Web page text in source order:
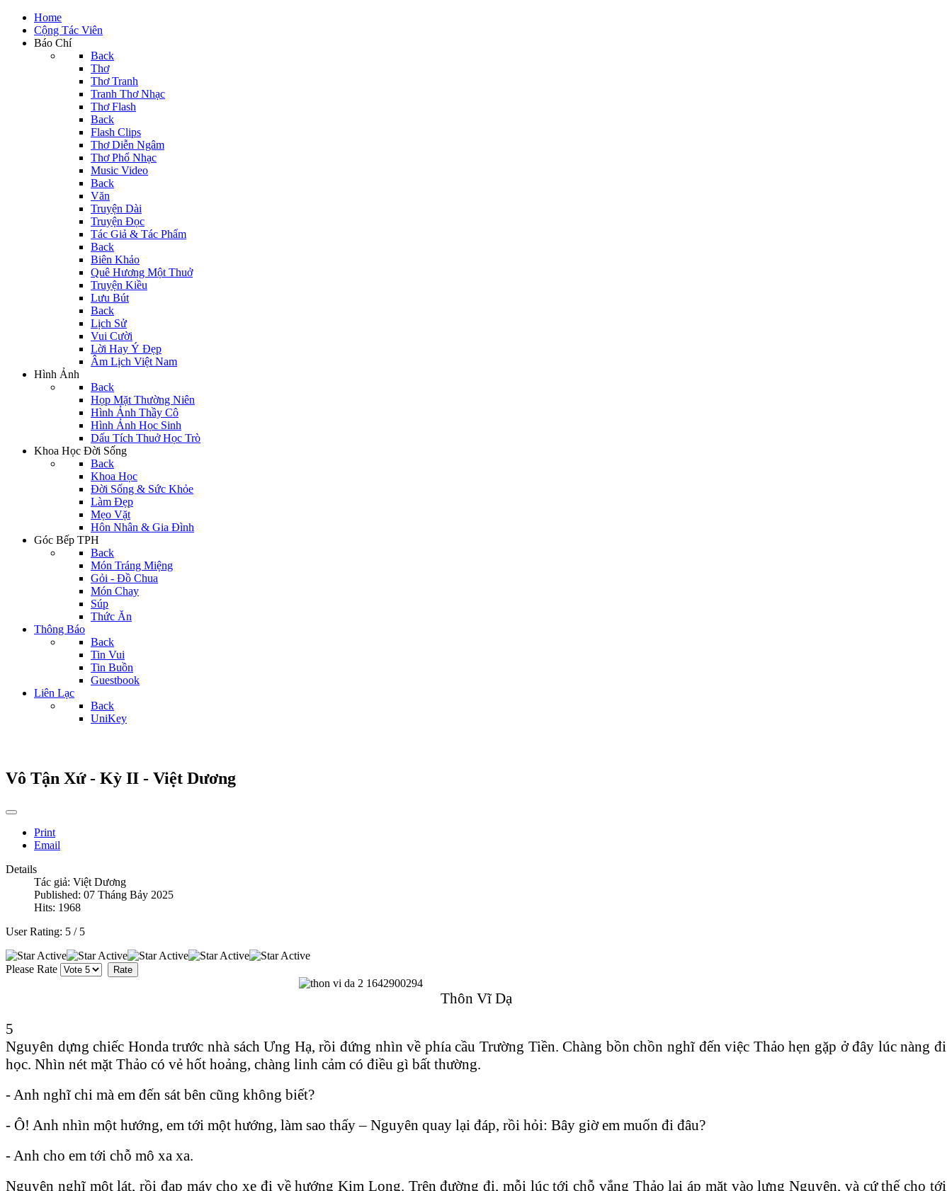
Home
Cộng Tác Viên
Báo Chí
Back
Thơ
Thơ Tranh
Tranh Thơ Nhạc
Thơ Flash
Back
Flash Clips
Thơ Diễn Ngâm
Thơ Phổ Nhạc
Music Video
Back
Văn
Truyện Dài
Truyện Đọc
Tác Giả & Tác Phẩm
Back
Biên Khảo
Quê Hương Một Thuở
Truyện Kiều
Lưu Bút
Back
Lịch Sử
Vui Cười
Lời Hay Ý Đẹp
Âm Lịch Việt Nam
Hình Ảnh
Back
Họp Mặt Thường Niên
Hình Ảnh Thầy Cô
Hình Ảnh Học Sinh
Dấu Tích Thuở Học Trò
Khoa Học Đời Sống
Back
Khoa Học
Đời Sống & Sức Khỏe
Làm Đẹp
Mẹo Vặt
Hôn Nhân & Gia Đình
Góc Bếp TPH
Back
Món Tráng Miệng
Gỏi - Đồ Chua
Món Chay
Súp
Thức Ăn
Thông Báo
Back
Tin Vui
Tin Buồn
Guestbook
Liên Lạc
Back
UniKey
Vô Tận Xứ - Kỳ II - Việt Dương
Print
Email
Details
Tác giả: Việt Dương
Published: 07 Tháng Bảy 2025
Hits: 1968
User Rating: 5 / 5
Please Rate
Thôn Vĩ Dạ
5
Nguyên dựng chiếc Honda trước nhà sách Ưng Hạ, rồi đứng nhìn về phía cầu Trường Tiền. Chàng bồn chồn nghĩ đến việc Thảo hẹn gặp ở đây lúc nàng đi
học. Nhìn nét mặt Thảo có vẻ hốt hoảng, chàng linh cảm có điều gì bất thường.
- Anh nghĩ chi mà em đến sát bên cũng không biết?
- Ô! Anh nhìn một hướng, em tới một hướng, làm sao thấy – Nguyên quay lại đáp, rồi hỏi: Bây giờ em muốn đi đâu?
- Anh cho em tới chỗ mô xa xa.
Nguyên nghĩ một lát, rồi đạp máy cho xe đi về hướng Kim Long. Trên đường đi, mỗi lúc tới chỗ vắng Thảo lại áp mặt vào lưng Nguyên, và cứ thế cho tới